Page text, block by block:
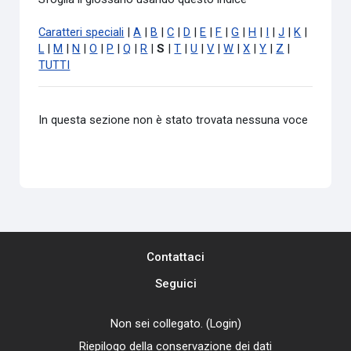
Caratteri speciali |A B |C D E F |G H |J K
L
M N |O P |Q R |S |T |U |V |W |X |Y Z
TUTTI
In questa sezione non è stato trovata nessuna voce
Contattaci
Seguici
Non sei collegato. (Login)
Riepilogo della conservazione dei dati